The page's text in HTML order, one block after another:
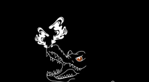
contenido